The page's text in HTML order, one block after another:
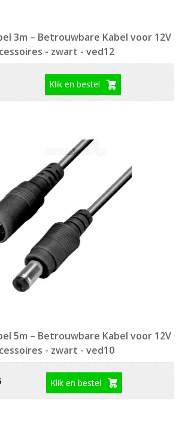
3m – Betrouwbare Kabel voor 12V
- zwart - ved12
Klik en bestel
5m – Betrouwbare Kabel voor 12V
- zwart - ved10
Klik en bestel